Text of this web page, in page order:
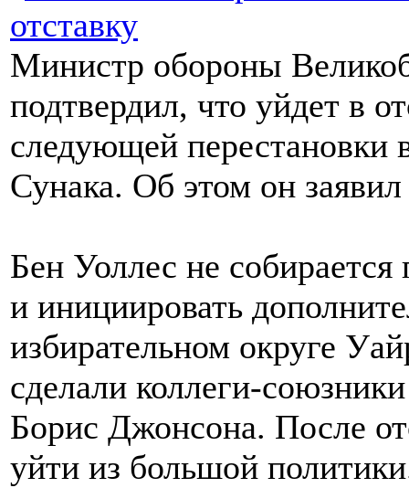
Министр обороны
подтвердил, что уйдет в
следующей перестановки
Сунака. Об этом он
Бен Уоллес не
и инициировать
избирательном округе
сделали коллеги-
Борис Джонсона. После
уйти из большой